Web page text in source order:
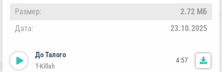
Размер:
2.72 МБ
Дата:
23.10.2025
До Талого
T-Killah
4:57